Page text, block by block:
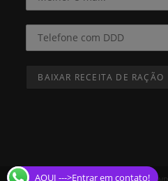
AQUI --->Entrar em contato!